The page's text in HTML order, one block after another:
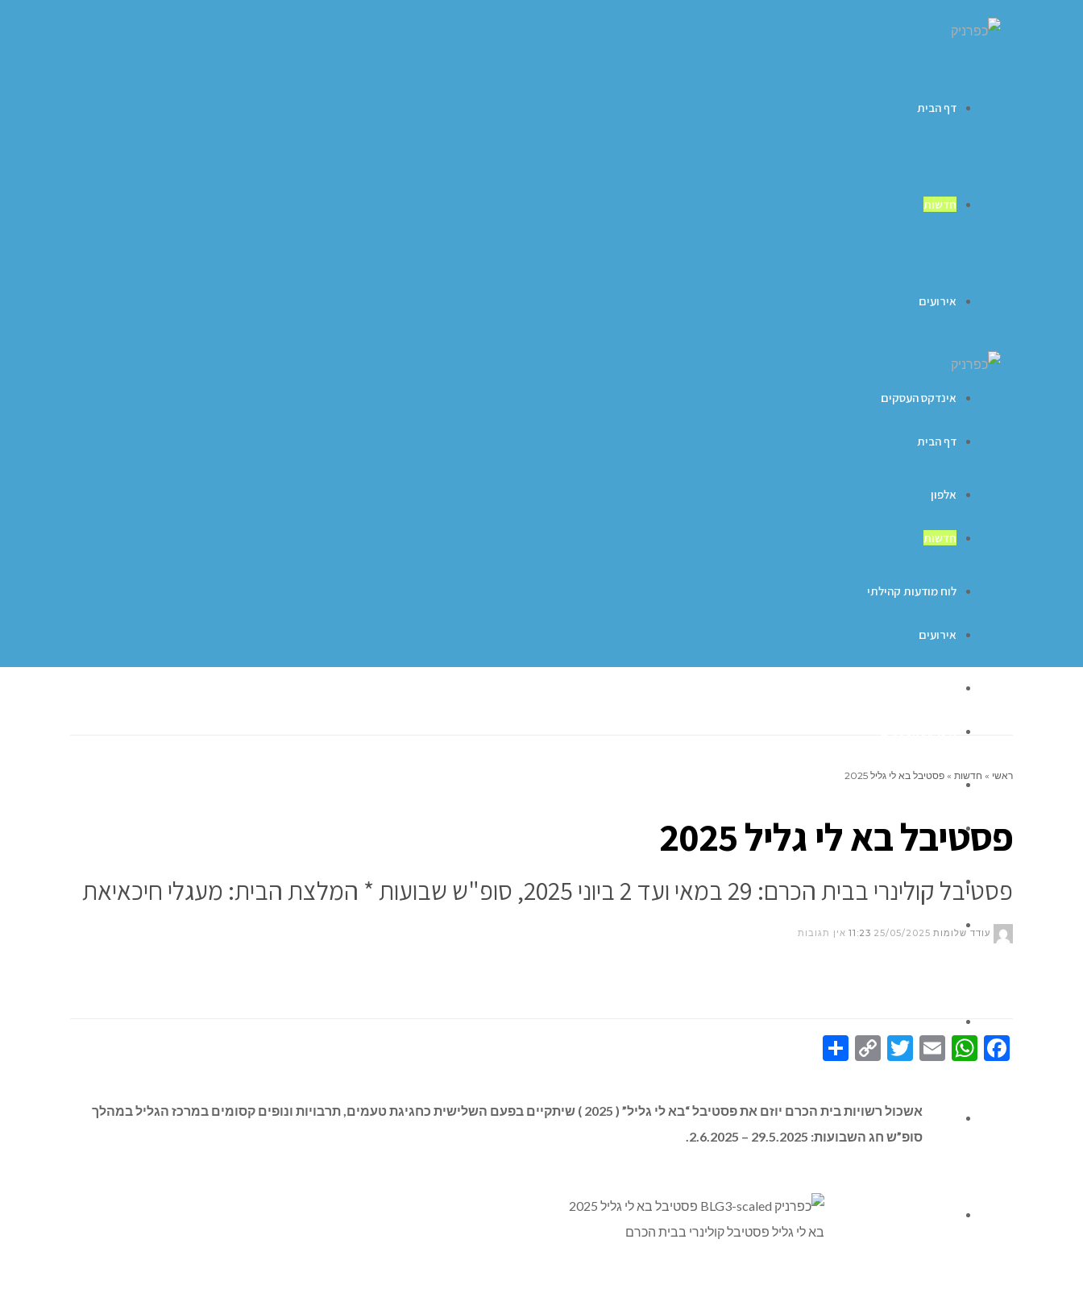
דף הבית
חדשות
אירועים
אינדקס העסקים
אלפון
לוח מודעות קהילתי
ניחומים
צור קשר
דף הבית
חדשות
אירועים
אלפון
לוח מודעות קהילתי
ניחומים
ראשי » חדשות » פסטיבל בא לי גליל 2025
פסטיבל בא לי גליל 2025
פסטיבל קולינרי בבית הכרם: 29 במאי ועד 2 ביוני 2025, סופ"ש שבועות * המלצת הבית: מעגלי חיכאיאת
עודד שלומות 25/05/2025
11:23 אין תגובות
Facebook
WhatsApp
Email
Twitter
Copy
אשכול רשויות בית הכרם יוזם את פסטיבל “בא לי גליל” ( 2025 ) שיתקיים בפעם השלישית כחגיגת טעמים, תרבויות ונופים קסומים במרכז הגליל במהלך
סופ”ש חג השבועות: 29.5.2025 – 2.6.2025.
בא לי גליל פסטיבל קולינרי בבית הכרם